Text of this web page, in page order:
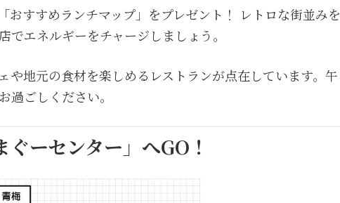
おすすめランチマップ」をプレゼント！ レトロな街並みを
エネルギーをチャージしましょう。
や地元の食材を楽しめるレストランが点在しています。午
過ごしください。
ーセンター」へGO！